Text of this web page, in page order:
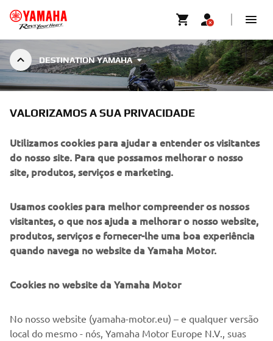
DESTINATION YAMAHA
DESTINATION EXPERIENCES
DESTINATION YAMAHA
Yamaha is the leader in providing you an aspirational
experience to explore new terrain, new vehicles and new
destinations. See and experience something new with one
of our Destination Experiences.
whatever vehicle matches your lifestyle. You can choose
stock and ready for your trip!
VALORIZAMOS A SUA PRIVACIDADE
Utilizamos cookies para ajudar a entender os visitantes
do nosso site. Para que possamos melhorar o nosso
site, produtos, serviços e marketing.
Usamos cookies para melhor compreender os nossos
visitantes, o que nos ajuda a melhorar o nosso website,
produtos, serviços e fornecer-lhe uma boa experiência
quando navega no website da Yamaha Motor.
Cookies no website da Yamaha Motor
No nosso website (yamaha-motor.eu) – e qualquer versão
local do mesmo - nós, Yamaha Motor Europe N.V., suas